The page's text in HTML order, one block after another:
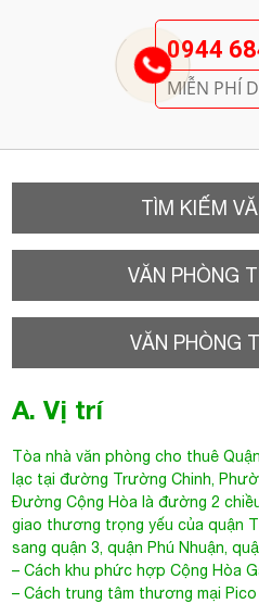
0944
MIỄN PHÍ
TÌM KIẾM
VĂN PHÒNG
VĂN PHÒNG
A. Vị trí
Tòa nhà văn phòng cho thuê
lạc tại đường Trường Chinh,
Đường Cộng Hòa là đường 2
giao thương trọng yếu của quận
sang quận 3, quận Phú Nhuận,
– Cách khu phức hợp Cộng Hòa